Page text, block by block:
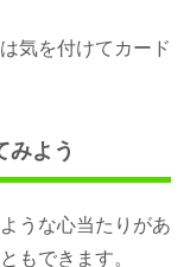
気を付けてカード
みよう
うな心当たりがあ
もできます。